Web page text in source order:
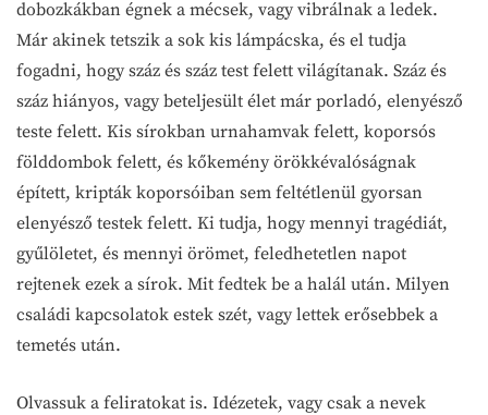
dobozkákban égnek a mécsek, vagy vibrálnak a ledek.
Már akinek tetszik a sok kis lámpácska, és el tudja
fogadni, hogy száz és száz test felett világítanak. Száz és
száz hiányos, vagy beteljesült élet már porladó, elenyésző
teste felett. Kis sírokban urnahamvak felett, koporsós
földdombok felett, és kőkemény örökkévalóságnak
épített, kripták koporsóiban sem feltétlenül gyorsan
elenyésző testek felett. Ki tudja, hogy mennyi tragédiát,
gyűlöletet, és mennyi örömet, feledhetetlen napot
rejtenek ezek a sírok. Mit fedtek be a halál után. Milyen
családi kapcsolatok estek szét, vagy lettek erősebbek a
temetés után.
Olvassuk a feliratokat is. Idézetek, vagy csak a nevek